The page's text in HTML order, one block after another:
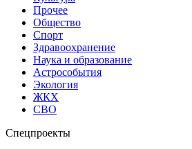
Прочее
Общество
Спорт
Здравоохранение
Наука и образование
Астрособытия
Экология
ЖКХ
СВО
Спецпроекты